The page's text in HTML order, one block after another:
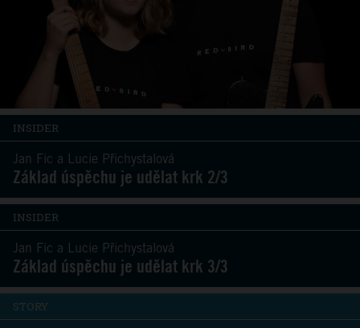
INSIDER
Jan Fic a Lucie Přichystalová
Základ úspěchu je udělat krk 2/3
INSIDER
Jan Fic a Lucie Přichystalová
Základ úspěchu je udělat krk 3/3
STORY